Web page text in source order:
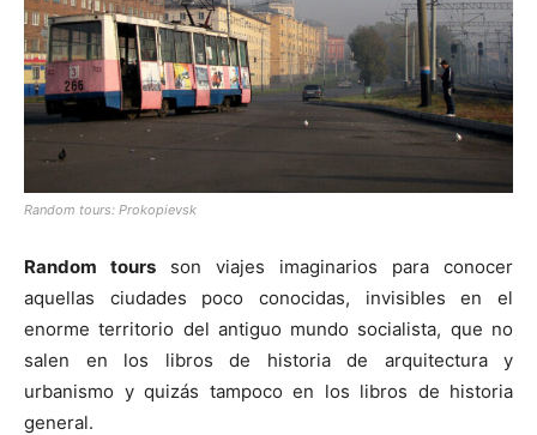
Random tours: Prokopievsk
Random tours son viajes imaginarios para conocer
aquellas ciudades poco conocidas, invisibles en el
enorme territorio del antiguo mundo socialista, que no
salen en los libros de historia de arquitectura y
urbanismo y quizás tampoco en los libros de historia
general.